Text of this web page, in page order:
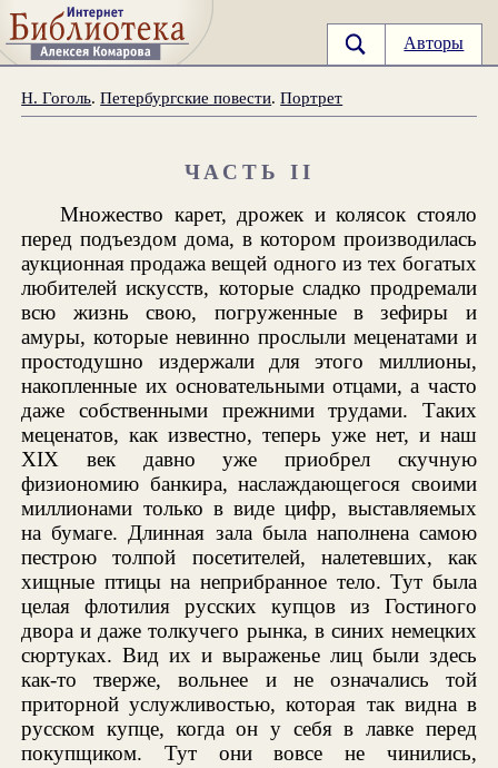
Авторы
Н. Гоголь.Петербургские повести.Портрет
ЧАСТЬ II
Множество карет, дрожек и колясок стояло
перед подъездом дома, в котором производилась
аукционная продажа вещей одного из тех богатых
любителей искусств, которые сладко продремали
всю жизнь свою, погруженные в зефиры и
амуры, которые невинно прослыли меценатами и
простодушно издержали для этого миллионы,
накопленные их основательными отцами, а часто
даже собственными прежними трудами. Таких
меценатов, как известно, теперь уже нет, и наш
XIX век давно уже приобрел скучную
физиономию банкира, наслаждающегося своими
миллионами только в виде цифр, выставляемых
на бумаге. Длинная зала была наполнена самою
пестрою толпой посетителей, налетевших, как
хищные птицы на неприбранное тело. Тут была
целая флотилия русских купцов из Гостиного
двора и даже толкучего рынка, в синих немецких
сюртуках. Вид их и выраженье лиц были здесь
как-то тверже, вольнее и не означались той
приторной услужливостью, которая так видна в
русском купце, когда он у себя в лавке перед
покупщиком. Тут они вовсе не чинились,